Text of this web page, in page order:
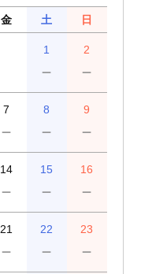
金 土 日
1
－
2
－
7
－
8
－
9
－
14
－
15
－
16
－
21
－
22
－
23
－